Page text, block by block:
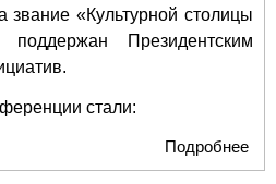
звание «Культурной столицы
Президентским
стали:
Подробнее